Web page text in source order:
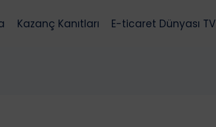
Kazanç Kanıtları E-ticaret Dünyası TV